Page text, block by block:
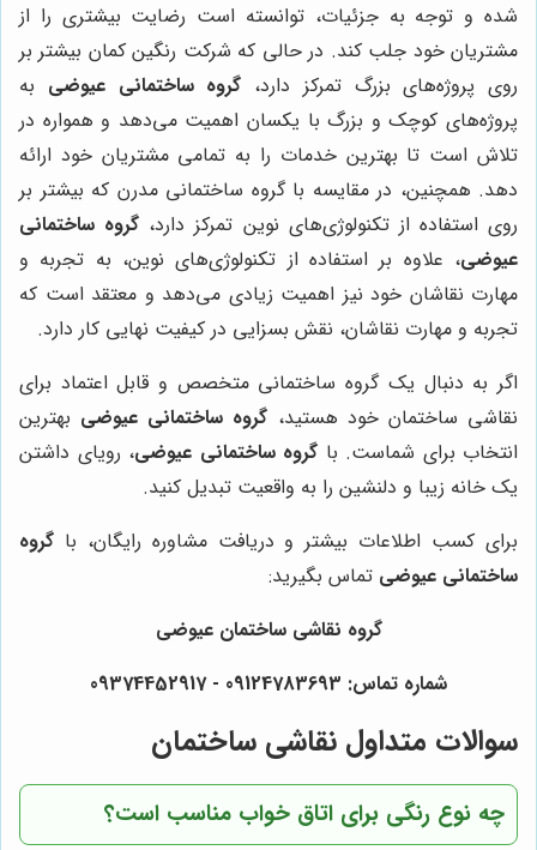
شده و توجه به جزئیات، توانسته است رضایت بیشتری را از
مشتریان خود جلب کند. در حالی که شرکت رنگین کمان بیشتر بر
روی پروژه‌های بزرگ تمرکز دارد، گروه ساختمانی عیوضی به
پروژه‌های کوچک و بزرگ با یکسان اهمیت می‌دهد و همواره در
تلاش است تا بهترین خدمات را به تمامی مشتریان خود ارائه
دهد. همچنین، در مقایسه با گروه ساختمانی مدرن که بیشتر بر
روی استفاده از تکنولوژی‌های نوین تمرکز دارد، گروه ساختمانی
عیوضی، علاوه بر استفاده از تکنولوژی‌های نوین، به تجربه و
مهارت نقاشان خود نیز اهمیت زیادی می‌دهد و معتقد است که
تجربه و مهارت نقاشان، نقش بسزایی در کیفیت نهایی کار دارد.
اگر به دنبال یک گروه ساختمانی متخصص و قابل اعتماد برای
نقاشی ساختمان خود هستید، گروه ساختمانی عیوضی بهترین
انتخاب برای شماست. با گروه ساختمانی عیوضی، رویای داشتن
یک خانه زیبا و دلنشین را به واقعیت تبدیل کنید.
برای کسب اطلاعات بیشتر و دریافت مشاوره رایگان، با گروه
ساختمانی عیوضی تماس بگیرید:
گروه نقاشی ساختمان عیوضی
شماره تماس: 09124783693 - 09374452917
سوالات متداول نقاشی ساختمان
چه نوع رنگی برای اتاق خواب مناسب است؟